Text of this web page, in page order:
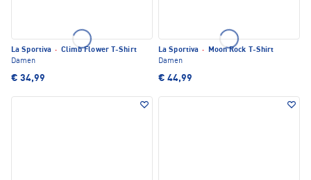
La Sportiva · Climb Flower T-Shirt
Damen
€ 34,99
La Sportiva ·
Moon Rock T-Shirt
Damen
€ 44,99